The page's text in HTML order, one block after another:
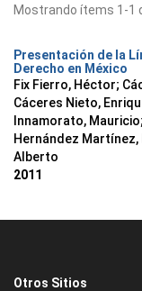
Mostrando ítems 1-1
Presentación de la
Derecho en México
Fix Fierro, Héctor;
Cáceres Nieto,
Innamorato, Mauricio;
Hernández Martínez,
Alberto
2011
Otros Sitios